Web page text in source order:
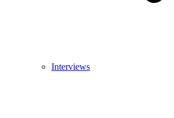
Interviews